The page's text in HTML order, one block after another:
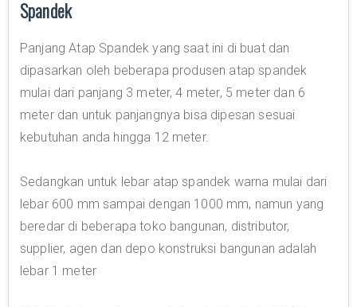
Spandek
Panjang Atap Spandek yang saat ini di buat dan
dipasarkan oleh beberapa produsen atap spandek
mulai dari panjang 3 meter, 4 meter, 5 meter dan 6
meter dan untuk panjangnya bisa dipesan sesuai
kebutuhan anda hingga 12 meter.
Sedangkan untuk lebar atap spandek warna mulai dari
lebar 600 mm sampai dengan 1000 mm, namun yang
beredar di beberapa toko bangunan, distributor,
supplier, agen dan depo konstruksi bangunan adalah
lebar 1 meter